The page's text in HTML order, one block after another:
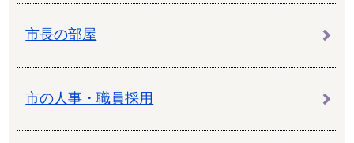
市長の部屋
市の人事・職員採用